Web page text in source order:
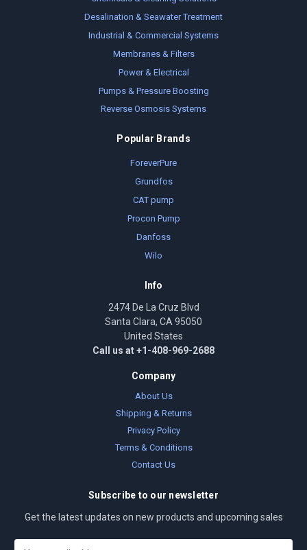
Desalination & Seawater Treatment
Industrial & Commercial Systems
Membranes & Filters
Power & Electrical
Pumps & Pressure Boosting
Reverse Osmosis Systems
Popular Brands
ForeverPure
Grundfos
CAT pump
Procon Pump
Danfoss
Wilo
Info
2474 De La Cruz Blvd
Santa Clara, CA 95050
United States
Call us at +1-408-969-2688
Company
About Us
Shipping & Returns
Privacy Policy
Terms & Conditions
Contact Us
Subscribe to our newsletter
Get the latest updates on new products and upcoming sales